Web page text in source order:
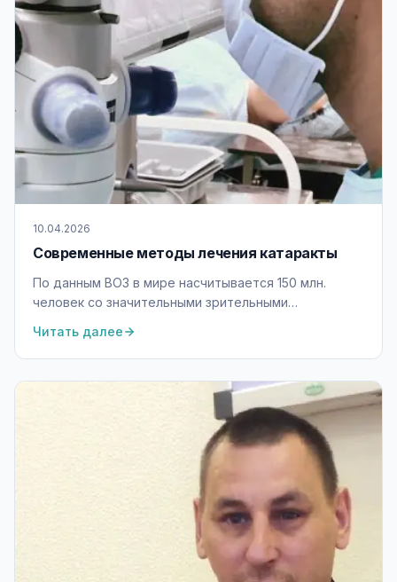
10.04.2026
Современные методы лечения катаракты
По данным ВОЗ в мире насчитывается 150 млн.
человек со значительными зрительными
распространённых заболеваний является
катаракта.
Читать далее